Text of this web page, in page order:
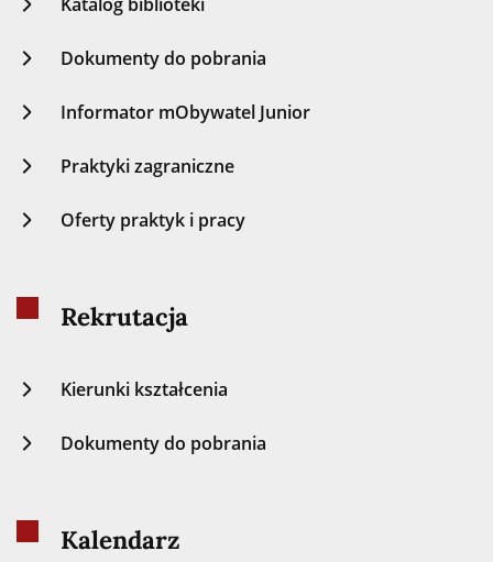
Dokumenty do pobrania
Informator mObywatel Junior
Praktyki zagraniczne
Oferty praktyk i pracy
Rekrutacja
Kierunki kształcenia
Dokumenty do pobrania
Kalendarz